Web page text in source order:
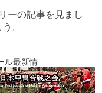
ル最新情
ール最新
ーの記事を見まし
う。